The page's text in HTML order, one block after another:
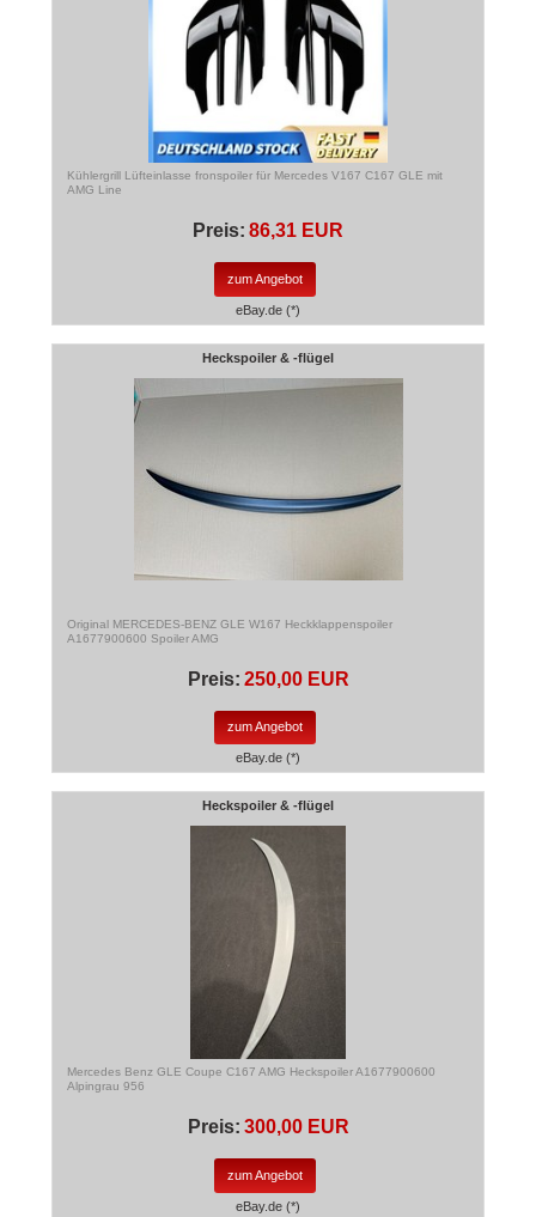
Kühlergrill Lüfteinlasse fronspoiler für Mercedes V167 C167 GLE mit
AMG Line
Preis: 86,31 EUR
zum Angebot
eBay.de (*)
Heckspoiler & -flügel
Original MERCEDES-BENZ GLE W167 Heckklappenspoiler
A1677900600 Spoiler AMG
Preis: 250,00 EUR
zum Angebot
eBay.de (*)
Heckspoiler & -flügel
Mercedes Benz GLE Coupe C167 AMG Heckspoiler A1677900600
Alpingrau 956
Preis: 300,00 EUR
zum Angebot
eBay.de (*)